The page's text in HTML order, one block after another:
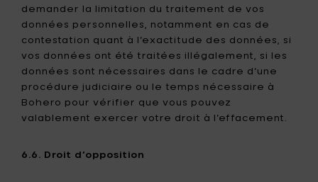
demander la limitation du traitement de vos
données personnelles, notamment en cas de
contestation quant à l’exactitude des données, si
vos données ont été traitées illégalement, si les
données sont nécessaires dans le cadre d’une
procédure judiciaire ou le temps nécessaire à
Bohero pour vérifier que vous pouvez
valablement exercer votre droit à l’effacement.
6.6. Droit d’opposition